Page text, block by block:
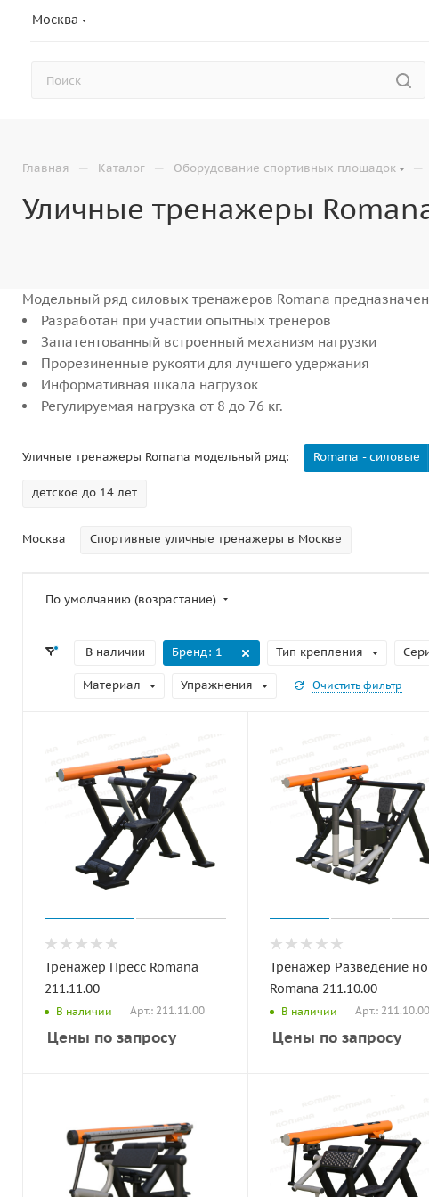
Москва
Главная — Каталог — Оборудование спортивных площадок —
Уличные тренажеры
Модельный ряд силовых тренажеров Romana
Разработан при участии опытных тренеров
Запатентованный встроенный механизм нагрузки
Прорезиненные рукояти для лучшего удержания
Информативная шкала нагрузок
Регулируемая нагрузка от 8 до 76 кг.
Уличные тренажеры Romana модельный ряд: Romana - силовые
детское до 14 лет
Москва Спортивные уличные тренажеры в Москве
По умолчанию (возрастание)
В наличии Бренд: 1 Тип крепления
Материал Упражнения Очистить фильтр
Тренажер Пресс Romana
211.11.00
В наличии Арт.: 211.11.00
Цены по запросу
Тренажер Разведение
Romana 211.10.00
В наличии Арт.: 211.10.00
Цены по запросу